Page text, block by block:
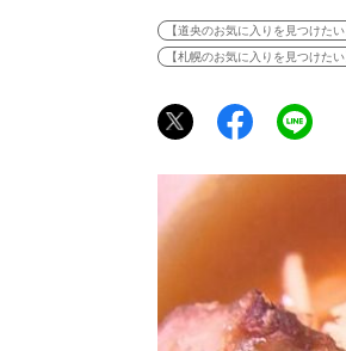
道央
【道央のお気に入りを見つけたい
【札幌のお気に入りを見つけたい